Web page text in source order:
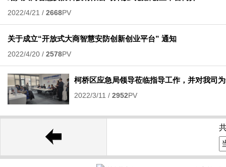
2022/4/21 / 2668PV
关于成立“开放式大商智慧安防创新创业平台” 通知
2022/4/20 / 2578PV
柯桥区应急局领导莅临指导工作，并对我司
2022/3/11 / 2952PV